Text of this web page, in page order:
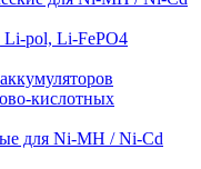
Li-pol, Li-FePO4
кислотных
для Ni-MH / Ni-Cd